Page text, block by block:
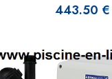
443.50 €